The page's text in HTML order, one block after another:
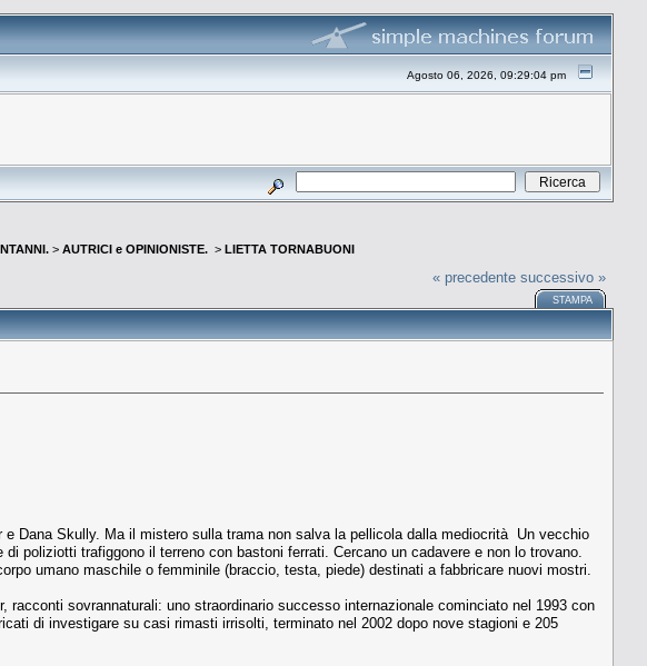
Agosto 06, 2026, 09:29:04 pm
> AUTRICI e OPINIONISTE. > LIETTA TORNABUONI
« precedente successivo »
STAMPA
Dana Skully. Ma il mistero sulla trama non salva la pellicola dalla mediocrità Un vecchio
poliziotti trafiggono il terreno con bastoni ferrati. Cercano un cadavere e non lo trovano.
umano maschile o femminile (braccio, testa, piede) destinati a fabbricare nuovi mostri.
sovrannaturali: uno straordinario successo internazionale cominciato nel 1993 con
di investigare su casi rimasti irrisolti, terminato nel 2002 dopo nove stagioni e 205